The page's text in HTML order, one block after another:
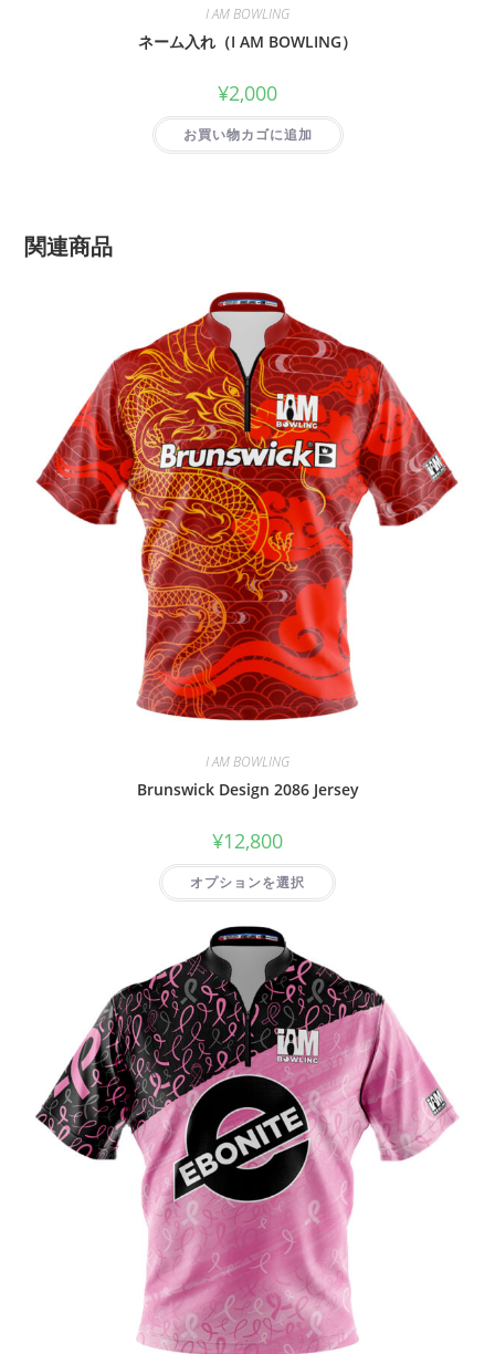
I AM BOWLING
ネーム入れ（I AM BOWLING）
¥2,000
お買い物カゴに追加
関連商品
I AM BOWLING
Brunswick Design 2086 Jersey
¥12,800
オプションを選択